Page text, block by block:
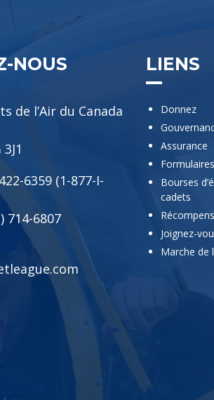
NOUS
de l’Air du Canada
6359 (1-877-I-
714-6807
LIENS
Donnez
Assurance
Bourses
cadets
Joignez-
Marche de